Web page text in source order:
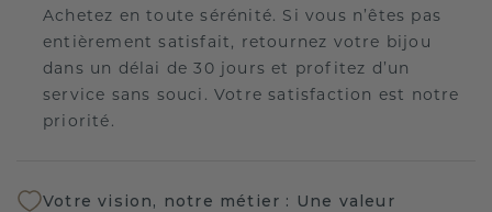
Achetez en toute sérénité. Si vous n’êtes pas
entièrement satisfait, retournez votre bijou
dans un délai de 30 jours et profitez d’un
service sans souci. Votre satisfaction est notre
priorité.
Votre vision, notre métier : Une valeur